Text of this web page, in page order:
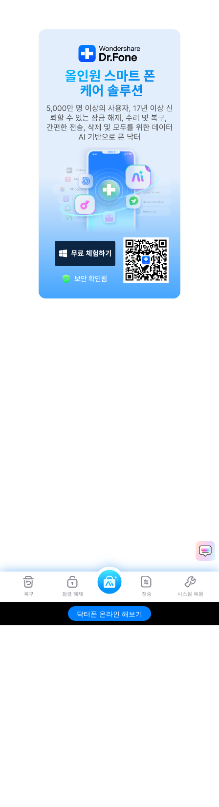
복구 잠금 해제 전송 시스팀 복원
닥터폰 온라인 해보기